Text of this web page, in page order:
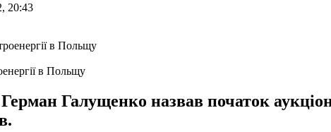
20:43
в Польщу
Галущенко назвав початок